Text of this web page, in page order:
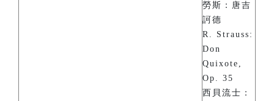
勞斯：唐吉
訶德
R. Strauss:
Don
Quixote,
Op. 35
西貝流士：